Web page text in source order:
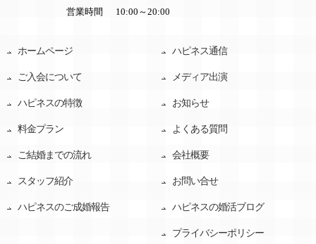
営業時間
10:00～20:00
ホームページ
ご入会について
ハピネスの特徴
料金プラン
ご結婚までの流れ
スタッフ紹介
ハピネスのご成婚報告
ハピネス通信
メディア出演
お知らせ
よくある質問
会社概要
お問い合せ
ハピネスの婚活ブログ
プライバシーポリシー